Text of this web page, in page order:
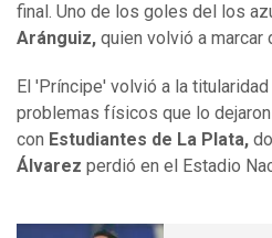
final. Uno de los goles del los
Aránguiz, quien volvió a marcar
El 'Príncipe' volvió a la
problemas físicos que lo
con Estudiantes de La Plata,
Álvarez perdió en el Estadio